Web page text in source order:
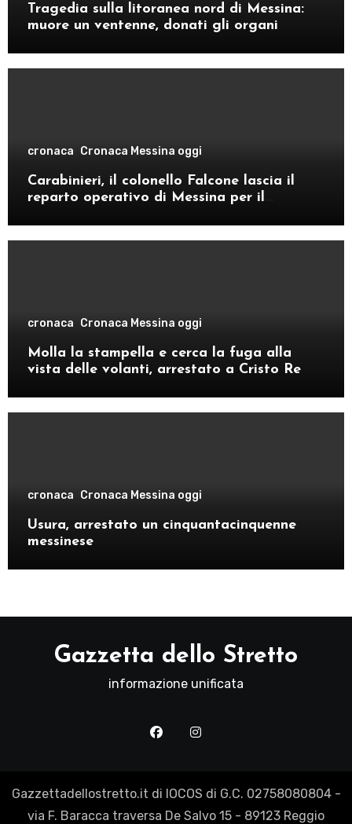
Tragedia sulla litoranea nord di Messina:
muore un ventenne, donati gli organi
cronaca Cronaca Messina oggi
Carabinieri, il colonello Falcone lascia il
reparto operativo di Messina per il
cronaca Cronaca Messina oggi
Molla la stampella e cerca la fuga alla
vista delle volanti, arrestato a Cristo Re
cronaca Cronaca Messina oggi
Usura, arrestato un cinquantacinquenne
messinese
Gazzetta dello Stretto
informazione unificata
Gazzettadellostretto.it di IOCOS di G.C. 02758080804 -
via F. Baracca traversa De Salvo 15 - 89123 Reggio